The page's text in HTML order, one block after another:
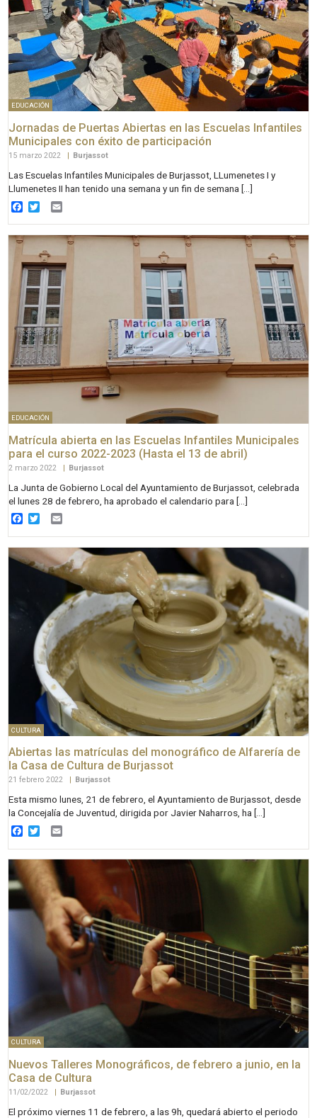
EDUCACIÓN
Jornadas de Puertas Abiertas en las Escuelas Infantiles
Municipales con éxito de participación
15 marzo 2022 Burjassot
Las Escuelas Infantiles Municipales de Burjassot, LLumenetes I y
Llumenetes II han tenido una semana y un fin de semana […]
Facebook
Twitter
EDUCACIÓN
Matrícula abierta en las Escuelas Infantiles Municipales
para el curso 2022-2023 (Hasta el 13 de abril)
2 marzo 2022 | Burjassot
La Junta de Gobierno Local del Ayuntamiento de Burjassot, celebrada
el lunes 28 de febrero, ha aprobado el calendario para […]
Facebook
Twitter
CULTURA
Abiertas las matrículas del monográfico de Alfarería de
la Casa de Cultura de Burjassot
21 febrero 2022 Burjassot
Esta mismo lunes, 21 de febrero, el Ayuntamiento de Burjassot, desde
la Concejalía de Juventud, dirigida por Javier Naharros, ha […]
Facebook
Twitter
CULTURA
Nuevos Talleres Monográficos, de febrero a junio, en la
Casa de Cultura
11/02/2022 Burjassot
El próximo viernes 11 de febrero, a las 9h, quedará abierto el periodo